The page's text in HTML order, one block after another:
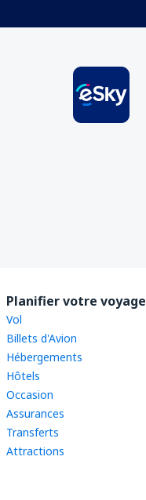
Planifier votre voyage
Vol
Billets d'Avion
Hébergements
Hôtels
Occasion
Assurances
Transferts
Attractions